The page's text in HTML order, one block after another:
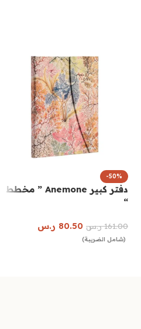
-50%
دفتر كبير Anemone ” مخطط
“
161.00 ر.س 80.50 ر.س
(شامل الضريبة)